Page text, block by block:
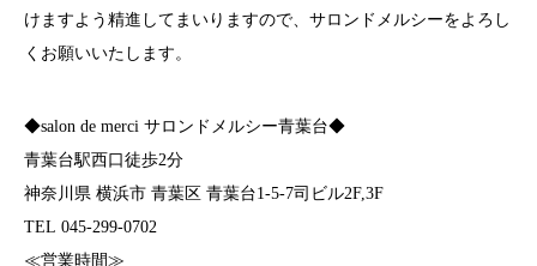
けますよう精進してまいりますので、サロンドメルシーをよろし
くお願いいたします。
◆salon de merci サロンドメルシー青葉台◆
青葉台駅西口徒歩2分
神奈川県 横浜市 青葉区 青葉台1-5-7司ビル2F,3F
TEL 045-299-0702
≪営業時間≫